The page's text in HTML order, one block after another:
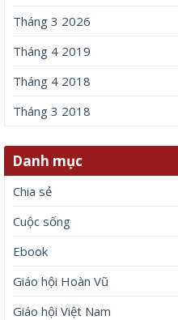
Tháng 3 2026
Tháng 4 2019
Tháng 4 2018
Tháng 3 2018
Danh mục
Chia sẻ
Cuộc sống
Ebook
Giáo hội Hoàn Vũ
Giáo hội Việt Nam